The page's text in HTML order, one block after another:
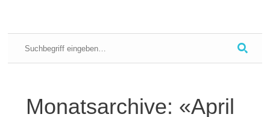
Monatsarchive: «April